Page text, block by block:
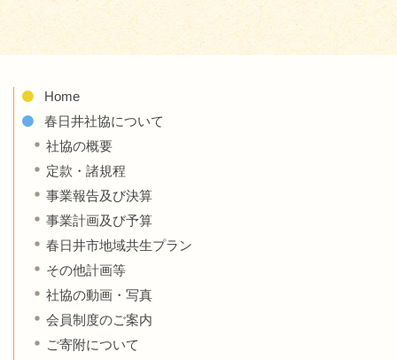
Home
春日井社協について
社協の概要
定款・諸規程
事業報告及び決算
事業計画及び予算
春日井市地域共生プラン
その他計画等
社協の動画・写真
会員制度のご案内
ご寄附について